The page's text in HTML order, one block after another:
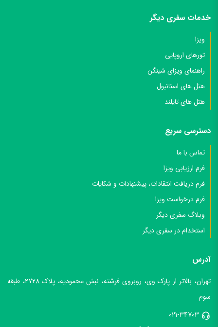
خدمات سفری دیگر
ویزا
تورهای اروپایی
راهنمای ویزای شینگن
هتل های استانبول
هتل های تایلند
دسترسی سریع
تماس با ما
فرم ارزیابی ویزا
فرم دریافت انتقادات، پیشنهادات و شکایات
فرم درخواست ویزا
وبلاگ سفری دیگر
استخدام در سفری دیگر
آدرس
تهران، بالاتر از پارک وی، روبروی فرشته، نبش محمودیه، پلاک 2728، طبقه
سوم
021-34703